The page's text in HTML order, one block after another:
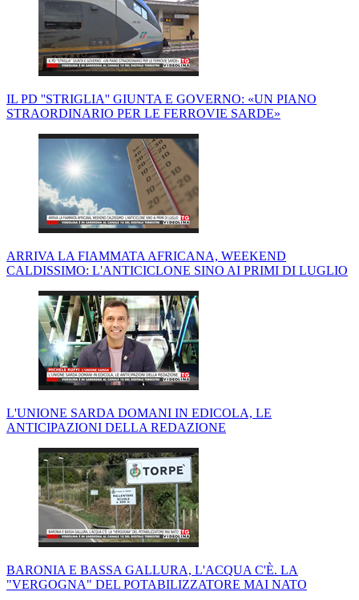
IL PD ''STRIGLIA'' GIUNTA E GOVERNO: «UN PIANO
STRAORDINARIO PER LE FERROVIE SARDE»
ARRIVA LA FIAMMATA AFRICANA, WEEKEND
CALDISSIMO: L'ANTICICLONE SINO AI PRIMI DI LUGLIO
L'UNIONE SARDA DOMANI IN EDICOLA, LE
ANTICIPAZIONI DELLA REDAZIONE
BARONIA E BASSA GALLURA, L'ACQUA C'È. LA
"VERGOGNA" DEL POTABILIZZATORE MAI NATO